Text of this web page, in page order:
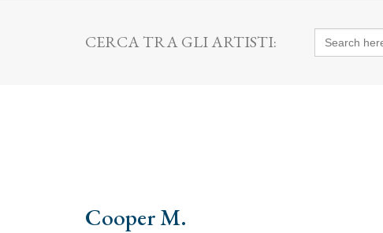
CERCA TRA GLI ARTISTI: Search
for:
Cooper M.